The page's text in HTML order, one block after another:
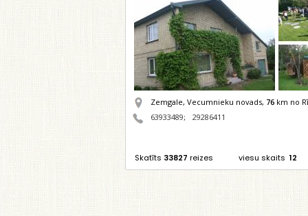
Zemgale, Vecumnieku novads, 76 km no
63933489; 29286411
Skatīts 33827 reizes viesu skaits 12